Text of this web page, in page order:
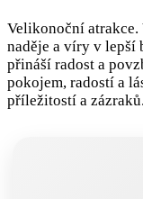
Velikonoční
naděje a víry v lepší
přináší radost a
pokojem, radostí a
příležitostí a zázraků.